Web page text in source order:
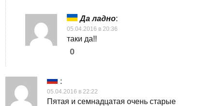
Да ладно:
05.04.2016 в 20:36
таки да!!
0
:
05.04.2016 в 22:22
Пятая и семнадцатая очень старые